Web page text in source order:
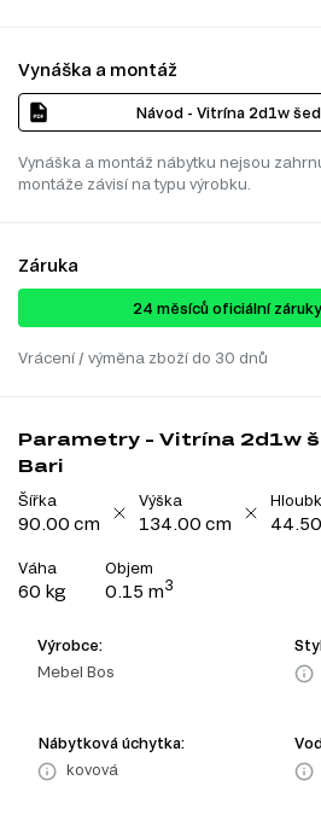
Vynáška a montáž
Návod - Vitrína 2d1w
Vynáška a montáž nábytku nejsou
montáže závisí na typu výrobku.
Záruka
24 ​​​​měsíců oficiální
Vrácení / výměna zboží do 30 dnů
Parametry - Vitrína 2d1w
Bari
Šířka
90.00 cm
Výška
134.00 cm
Váha
60 kg
Objem
0.15 m3
Výrobce:
Mebel Bos
Nábytková úchytka:
kovová